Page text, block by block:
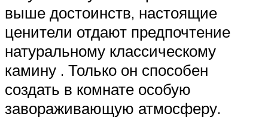
выше достоинств, настоящие
ценители отдают предпочтение
натуральному классическому
камину . Только он способен
создать в комнате особую
завораживающую атмосферу.